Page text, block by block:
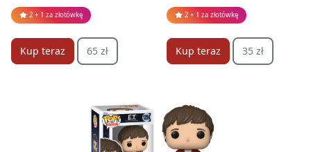
2 + 1 za złotówkę
Kup teraz 65 zł
2 + 1 za złotówkę
Kup teraz 35 zł